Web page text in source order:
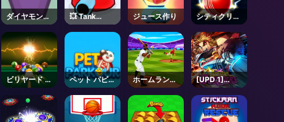
ダイヤモンド
ショット
💥 Tank
Game! -
ジュース作り
シティクリケ
ット
ビリヤード ブ
リッツ チャレ
ンジ
ペット パピー
ラン
ホームランヒ
ット
[UPD 1]
Anime
Crusaders -
Roblox